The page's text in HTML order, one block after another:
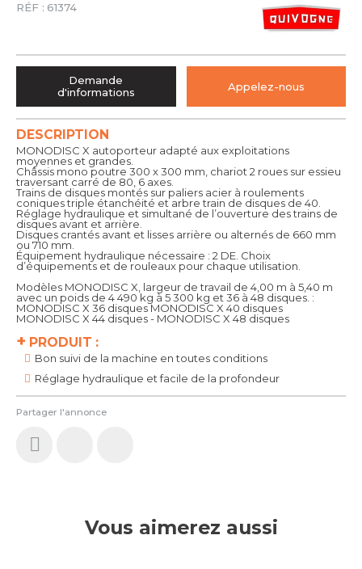
RÉF : 61374
+ PRODUIT :
Bon suivi de la machine en toutes conditions
Réglage hydraulique et facile de la profondeur
Partager l'annonce
DESCRIPTION
MONODISC X autoporteur adapté aux exploitations
moyennes et grandes.
Châssis mono poutre 300 x 300 mm, chariot 2 roues sur essieu
traversant carré de 80, 6 axes.
Trains de disques montés sur paliers acier à roulements
coniques triple étanchéité et arbre train de disques de 40.
Réglage hydraulique et simultané de l’ouverture des trains de
disques avant et arrière.
Disques crantés avant et lisses arrière ou alternés de 660 mm
ou 710 mm.
Équipement hydraulique nécessaire : 2 DE. Choix
d’équipements et de rouleaux pour chaque utilisation.
Modèles MONODISC X, largeur de travail de 4,00 m à 5,40 m
avec un poids de 4 490 kg à 5 300 kg et 36 à 48 disques. :
MONODISC X 36 disques MONODISC X 40 disques
MONODISC X 44 disques - MONODISC X 48 disques
Demande
d'informations
Appelez-nous
Vous aimerez aussi